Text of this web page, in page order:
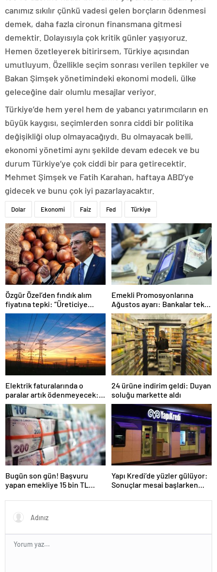
canımız sıkılır çünkü vadesi gelen borçların ödenmesi
demek, daha fazla cironun finansmana gitmesi
demektir. Dolayısıyla çok kritik günler yaşıyoruz.
Hemen özetleyerek bitirirsem, Türkiye açısından
umutluyum. Özellikle seçim sonrası verilen tepkiler ve
Bakan Şimşek yönetimindeki ekonomi modeli, ülke
geleceğine dair olumlu mesajlar veriyor.
Türkiye’de hem yerel hem de yabancı yatırımcıların en
büyük kaygısı, seçimlerden sonra ciddi bir politika
değişikliği olup olmayacağıydı. Bu olmayacak belli,
ekonomi yönetimi aynı şekilde devam edecek ve bu
durum Türkiye’ye çok ciddi bir para getirecektir.
Mehmet Şimşek ve Fatih Karahan, haftaya ABD’ye
gidecek ve bunu çok iyi pazarlayacaktır.
Dolar Ekonomi Faiz Fed Türkiye
Özgür Özel’den fındık alım
fiyatına tepki: “Üreticiye
ihanettir”
Emekli Promosyonlarına
Ağustos ayarı: Bankalar tek
tek açıkladı
Elektrik faturalarında o
paralar artık ödenmeyecek:
EPDK yeni dönem tedbirlerini
tek tek açıkladı
24 ürüne indirim geldi: Duyan
soluğu markette aldı
Bugün son gün! Başvuru
yapan emekliye 15 bin TL
Yapı Kredi’de yüzler gülüyor:
Sonuçlar mesai başlarken